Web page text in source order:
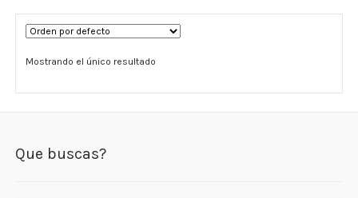
Cabello, Piel y Uñas
Omega 3 Y Omega 369
Niños
Mostrando el único resultado
Que buscas?